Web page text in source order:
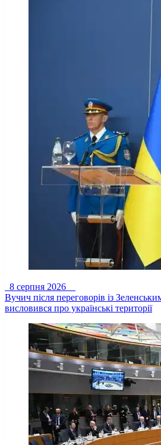
8 серпня 2026
Вучич після переговорів із
висловився про українські території